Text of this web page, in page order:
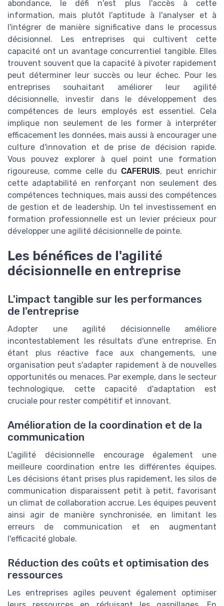
abondance, le défi n'est plus l'accès à cette
information, mais plutôt l'aptitude à l'analyser et à
l'intégrer de manière significative dans le processus
décisionnel. Les entreprises qui cultivent cette
capacité ont un avantage concurrentiel tangible. Elles
trouvent souvent que la capacité à pivoter rapidement
peut déterminer leur succès ou leur échec. Pour les
entreprises souhaitant améliorer leur agilité
décisionnelle, investir dans le développement des
compétences de leurs employés est essentiel. Cela
implique non seulement de les former à interpréter
efficacement les données, mais aussi à encourager une
culture d'innovation et de prise de décision rapide.
Vous pouvez explorer à quel point une formation
rigoureuse, comme celle du CAFERUIS, peut enrichir
cette adaptabilité en renforçant non seulement des
compétences techniques, mais aussi des compétences
de gestion et de leadership. Un tel investissement en
formation professionnelle est un levier précieux pour
développer une agilité décisionnelle de pointe.
Les bénéfices de l'agilité
décisionnelle en entreprise
L'impact tangible sur les performances
de l'entreprise
Adopter une agilité décisionnelle améliore
incontestablement les résultats d'une entreprise. En
étant plus réactive face aux changements, une
organisation peut s'adapter rapidement à de nouvelles
opportunités ou menaces. Par exemple, dans le secteur
technologique, cette capacité d'adaptation est
cruciale pour rester compétitif et innovant.
Amélioration de la coordination et de la
communication
L'agilité décisionnelle encourage également une
meilleure coordination entre les différentes équipes.
Les décisions étant prises plus rapidement, les silos de
communication disparaissent petit à petit, favorisant
un climat de collaboration accrue. Les équipes peuvent
ainsi agir de manière synchronisée, en limitant les
erreurs de communication et en augmentant
l'efficacité globale.
Réduction des coûts et optimisation des
ressources
Les entreprises agiles peuvent également optimiser